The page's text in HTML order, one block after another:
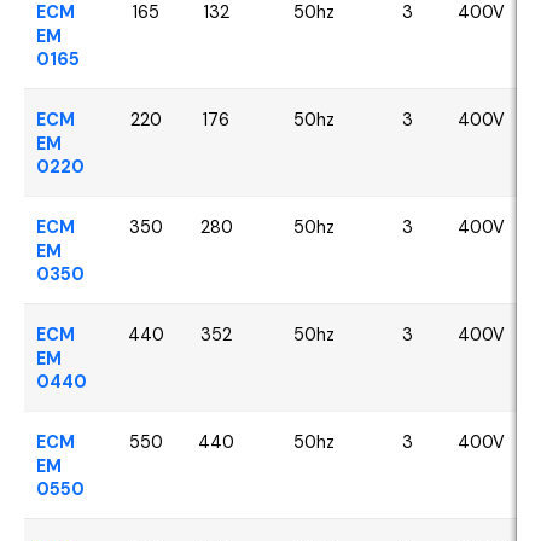
ECM
EM
0165
165 132 50hz 3 400V
ECM
EM
0220
220 176 50hz 3 400V
ECM
EM
0350
350 280 50hz 3 400V
ECM
EM
0440
440 352 50hz 3 400V
ECM
EM
0550
550 440 50hz 3 400V